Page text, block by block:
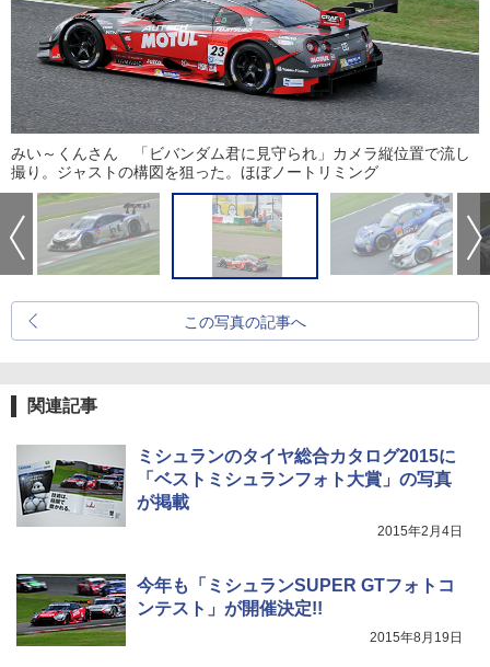
みい～くんさん 「ビバンダム君に見守られ」カメラ縦位置で流し
撮り。ジャストの構図を狙った。ほぼノートリミング
この写真の記事へ
関連記事
ミシュランのタイヤ総合カタログ2015に
「ベストミシュランフォト大賞」の写真
が掲載
2015年2月4日
今年も「ミシュランSUPER GTフォトコ
ンテスト」が開催決定!!
2015年8月19日